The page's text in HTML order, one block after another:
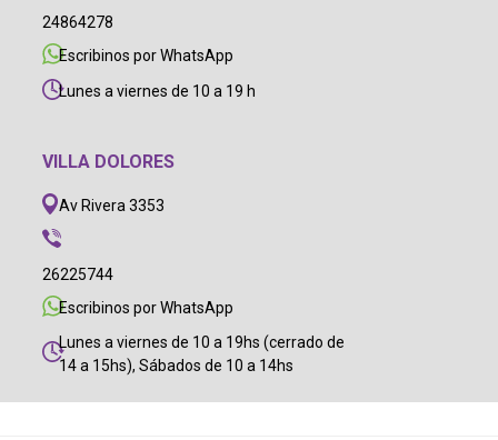
24864278
Escribinos por WhatsApp
Lunes a viernes de 10 a 19 h
VILLA DOLORES
Av Rivera 3353
26225744
Escribinos por WhatsApp
Lunes a viernes de 10 a 19hs (cerrado de
14 a 15hs), Sábados de 10 a 14hs